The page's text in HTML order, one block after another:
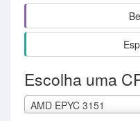
Escolha uma
AMD EPYC 3151